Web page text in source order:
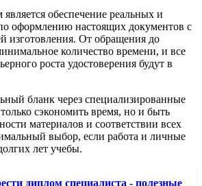
обеспечение реальных и
оформлению настоящих документов с
изготовления. От обращения до
количество времени, и все
роста удостоверения будут в
бланк через специализированные
сэкономить время, но и быть
материалов и соответствии всех
выбор, если работа и личные
лет учебы.
диплом специалиста - полезные